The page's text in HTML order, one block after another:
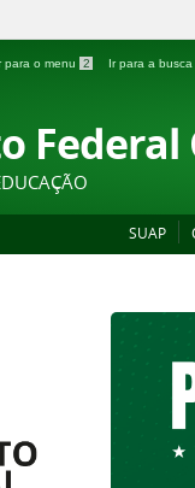
para o menu 2 Ir para a busca
Federal
SUAP